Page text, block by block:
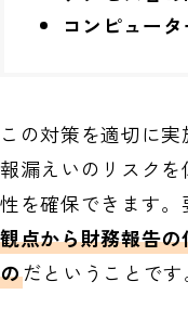
コンピュー
この対策を適切に
報漏えいのリスク
性を確保できます
観点から財務報告
のだということです